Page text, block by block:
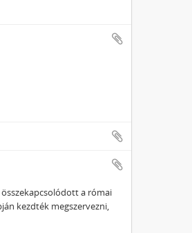
a római
kezdték megszervezni,